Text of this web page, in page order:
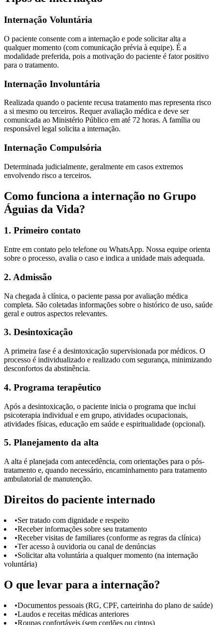
Internação Voluntária
O paciente consente com a internação e pode solicitar alta a
qualquer momento (com comunicação prévia à equipe). É a
modalidade preferida, pois a motivação do paciente é fator positivo
para o tratamento.
Internação Involuntária
Realizada quando o paciente recusa tratamento mas representa risco
a si mesmo ou terceiros. Requer avaliação médica e deve ser
comunicada ao Ministério Público em até 72 horas. A família ou
responsável legal solicita a internação.
Internação Compulsória
Determinada judicialmente, geralmente em casos extremos
envolvendo risco a terceiros.
Como funciona a internação no Grupo
Águias da Vida?
1. Primeiro contato
Entre em contato pelo telefone ou WhatsApp. Nossa equipe orienta
sobre o processo, avalia o caso e indica a unidade mais adequada.
2. Admissão
Na chegada à clínica, o paciente passa por avaliação médica
completa. São coletadas informações sobre o histórico de uso, saúde
geral e outros aspectos relevantes.
3. Desintoxicação
A primeira fase é a desintoxicação supervisionada por médicos. O
processo é individualizado e realizado com segurança, minimizando
desconfortos da abstinência.
4. Programa terapêutico
Após a desintoxicação, o paciente inicia o programa que inclui
psicoterapia individual e em grupo, atividades ocupacionais,
atividades físicas, educação em saúde e espiritualidade (opcional).
5. Planejamento da alta
A alta é planejada com antecedência, com orientações para o pós-
tratamento e, quando necessário, encaminhamento para tratamento
ambulatorial de manutenção.
Direitos do paciente internado
•Ser tratado com dignidade e respeito
•Receber informações sobre seu tratamento
•Receber visitas de familiares (conforme as regras da clínica)
•Ter acesso à ouvidoria ou canal de denúncias
•Solicitar alta voluntária a qualquer momento (na internação
voluntária)
O que levar para a internação?
•Documentos pessoais (RG, CPF, carteirinha do plano de saúde)
•Laudos e receitas médicas anteriores
•Roupas confortáveis (sem cordões ou cintos)